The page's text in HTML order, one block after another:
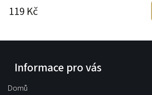
119 Kč
Informace pro vás
Domů